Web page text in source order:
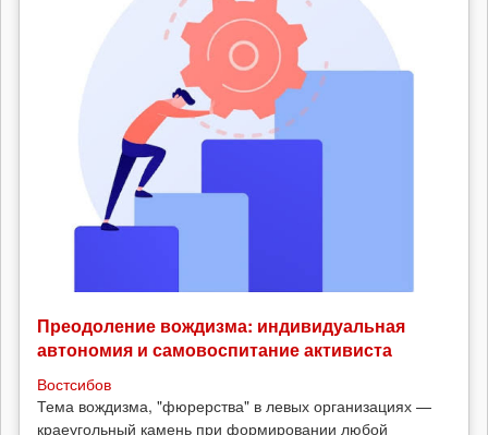
Преодоление вождизма: индивидуальная
автономия и самовоспитание активиста
Востсибов
Тема вождизма, "фюрерства" в левых организациях —
краеугольный камень при формировании любой